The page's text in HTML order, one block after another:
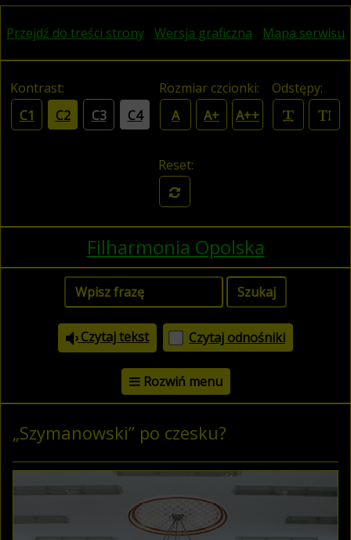
Przejdź do treści strony Wersja graficzna Mapa serwisu
Kontrast:
C1
C2 C3 C4
Rozmiar czcionki:
A
A+ A++
Odstępy:
Reset:
Filharmonia Opolska
Czytaj tekst Czytaj odnośniki
Rozwiń menu
„Szymanowski” po czesku?